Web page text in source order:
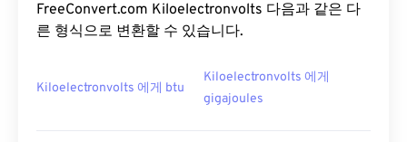
FreeConvert.com Kiloelectronvolts 다음과 같은 다
른 형식으로 변환할 수 있습니다.
Kiloelectronvolts 에게 btu
Kiloelectronvolts 에게
gigajoules